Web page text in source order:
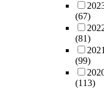
(67)
(81)
(99)
(113)